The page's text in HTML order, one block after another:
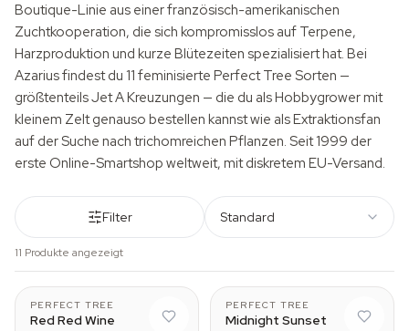
Boutique-Linie aus einer französisch-amerikanischen
Zuchtkooperation, die sich kompromisslos auf Terpene,
Harzproduktion und kurze Blütezeiten spezialisiert hat. Bei
Azarius findest du 11 feminisierte Perfect Tree Sorten —
größtenteils Jet A Kreuzungen — die du als Hobbygrower mit
kleinem Zelt genauso bestellen kannst wie als Extraktionsfan
auf der Suche nach trichomreichen Pflanzen. Seit 1999 der
erste Online-Smartshop weltweit, mit diskretem EU-Versand.
Filter Standard
11 Produkte angezeigt
PERFECT TREE
Red Red Wine
PERFECT TREE
Midnight Sunset